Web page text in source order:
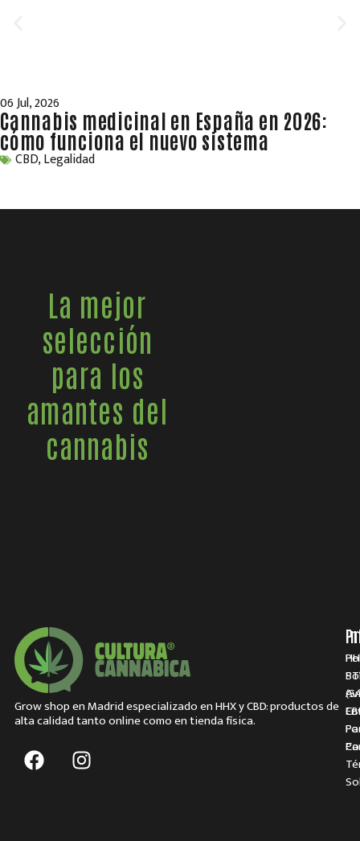
06 Jul, 2026
Cannabis medicinal en España en 2026:
cómo funciona el nuevo sistema
CBD,Legalidad
La mejor
selección
para los
amantes del
cannabis
Grow shop en Madrid especializado en HHX y CBD: productos de
alta calidad tanto online como en tienda física.